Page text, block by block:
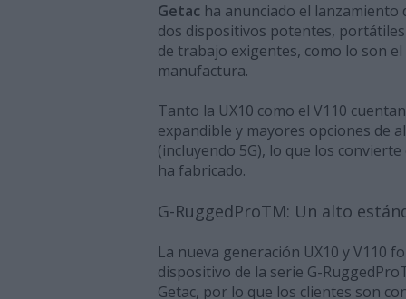
Getac ha anunciado el lanzamiento
dos dispositivos potentes,
de trabajo exigentes, como lo son
manufactura.
Tanto la UX10 como el V110
expandible y mayores opciones de
(incluyendo 5G), lo que los
ha fabricado.
G-RuggedProTM: Un alto
La nueva generación UX10 y V110
dispositivo de la serie G-
Getac, por lo que los clientes son